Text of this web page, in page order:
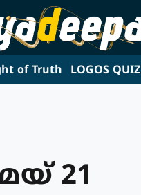
of Truth LOGOS QUIZ
21